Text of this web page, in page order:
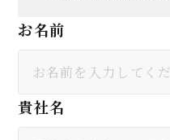
お名前
貴社名